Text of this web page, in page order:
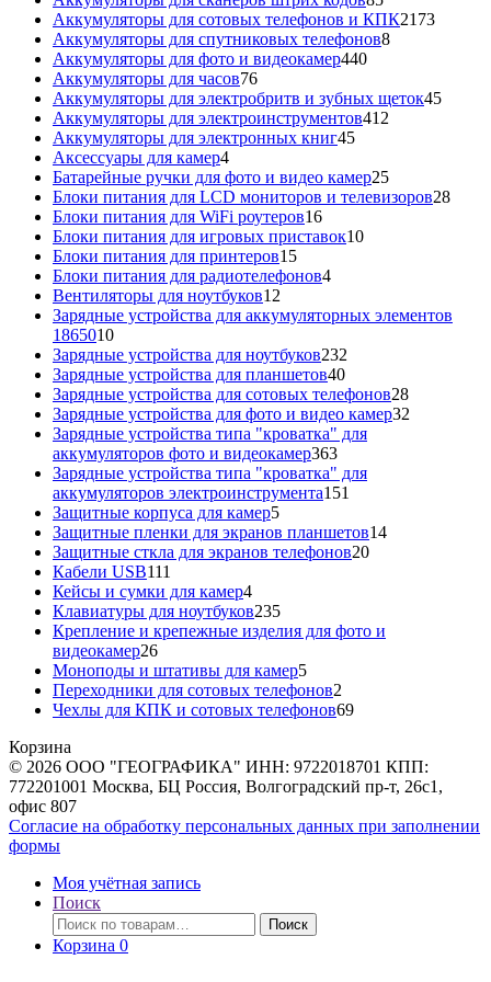
товаров
Аккумуляторы для сотовых телефонов и КПК21732173
Аккумуляторы для спутниковых телефонов88
Аккумуляторы для фото и видеокамер440440
Аккумуляторы для часов7676
товаров
Аккумуляторы для электробритв и зубных щеток4545
Аккумуляторы для электроинструментов412
Аккумуляторы для электронных книг4545
Аксессуары для камер44
товара
Батарейные ручки для фото и видео камер2525
товаров
Блоки питания для LCD мониторов и телевизоров2828
Блоки питания для WiFi роутеров1616
товаров
Блоки питания для игровых приставок1010
Блоки питания для принтеров1515
товаров
Блоки питания для радиотелефонов44
Вентиляторы для ноутбуков12
товаров
Зарядные устройства для аккумуляторных элементов
186501010
товаров
Зарядные устройства для ноутбуков232
Зарядные устройства для планшетов4040
товаров
Зарядные устройства для сотовых телефонов2828
товаров
Зарядные устройства для фото и видео камер32
Зарядные устройства типа "кроватка" для
аккумуляторов фото и видеокамер363363
товара
Зарядные устройства типа "кроватка" для
аккумуляторов электроинструмента151
Защитные корпуса для камер55
товаров
Защитные пленки для экранов планшетов1414
Защитные сткла для экранов телефонов2020
Кабели USB111
товаров
Кейсы и сумки для камер44
товара
Клавиатуры для ноутбуков235235
товаров
Крепление и крепежные изделия для фото и
видеокамер2626
товаров
Моноподы и штативы для камер55
товаров
Переходники для сотовых телефонов2
товара
Чехлы для КПК и сотовых телефонов6969
Корзина
© 2026 ООО "ГЕОГРАФИКА" ИНН: 9722018701 КПП:
772201001 Москва, БЦ Россия, Волгоградский пр-т, 26с1,
офис 807
Согласие на обработку персональных данных при заполнении
формы
Моя учётная запись
Поиск
Искать:
Поиск
Корзина 0